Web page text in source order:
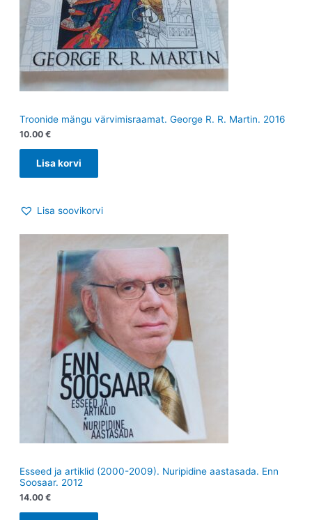
Troonide mängu värvimisraamat. George R. R. Martin. 2016
10.00 €
Lisa korvi
Lisa soovikorvi
Esseed ja artiklid (2000-2009). Nuripidine aastasada. Enn
Soosaar. 2012
14.00 €